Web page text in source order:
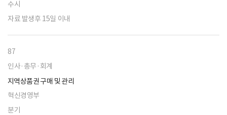
수시
자료 발생후 15일 이내
87
인사·총무·회계
지역상품권 구매 및 관리
혁신경영부
분기